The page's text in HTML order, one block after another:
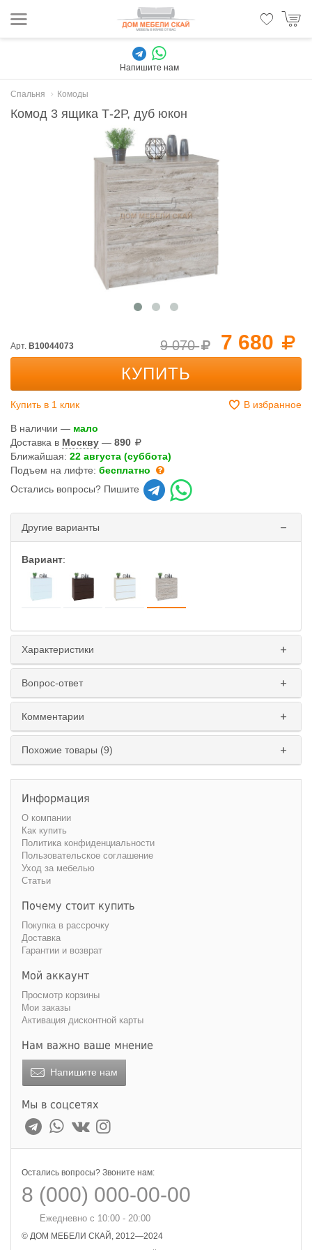
Напишите нам
Спальня Комоды
Комод 3 ящика Т-2Р, дуб юкон
7 680
9 070
Арт. B10044073
КУПИТЬ
Купить в 1 клик В избранное
В наличии — мало
Доставка в Москву — 890
Ближайшая: 22 августа (суббота)
Подъем на лифте: бесплатно
Остались вопросы? Пишите
Другие варианты
Вариант:
Характеристики
Вопрос-ответ
Комментарии
Похожие товары (9)
Информация
О компании
Как купить
Политика конфиденциальности
Пользовательское соглашение
Уход за мебелью
Статьи
Почему стоит купить
Покупка в рассрочку
Доставка
Гарантии и возврат
Мой аккаунт
Просмотр корзины
Мои заказы
Активация дисконтной карты
Нам важно ваше мнение
Напишите нам
Мы в соцсетях
Остались вопросы? Звоните нам:
8 (000) 000-00-00
Ежедневно с 10:00 - 20:00
© ДОМ МЕБЕЛИ СКАЙ, 2012—2024